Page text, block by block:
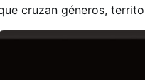
cruzan géneros,